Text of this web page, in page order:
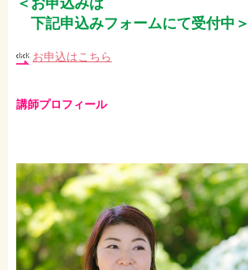
下記申込みフォームにて受付中＞
お申込はこちら
講師プロフィール